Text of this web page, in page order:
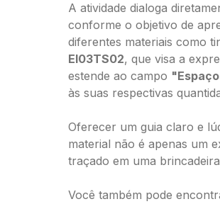
A atividade dialoga
conforme o objetivo de
diferentes materiais como
EI03TS02, que visa a
estende ao campo
às suas respectivas
Oferecer um guia claro e
material não é apenas um
traçado em uma
Você também pode